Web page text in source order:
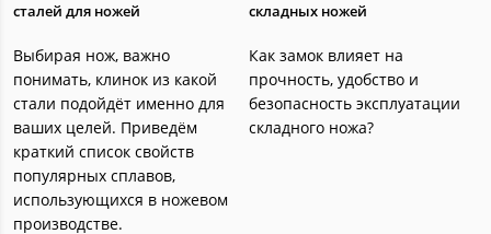
сталей для ножей
Выбирая нож, важно
понимать, клинок из какой
стали подойдёт именно для
ваших целей. Приведём
краткий список свойств
популярных сплавов,
использующихся в ножевом
производстве.
складных ножей
Как замок влияет на
прочность, удобство и
безопасность эксплуатации
складного ножа?